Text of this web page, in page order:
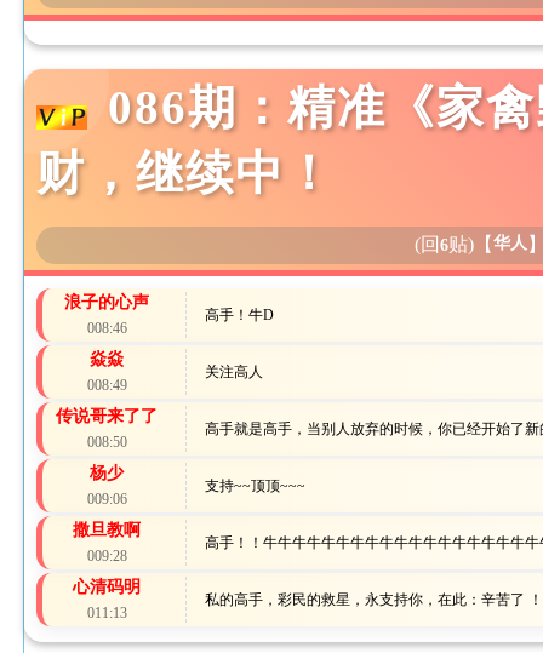
086期：精准《家
财，继续中！
(回 6贴)【 华人
浪子的心声
008:46
高手！牛D
焱焱
008:49
关注高人
传说哥来了了
008:50
高手就是高手，当别人放弃的时候，你已经开始了
杨少
009:06
支持~~顶顶~~~
撒旦教啊
009:28
高手！！牛牛牛牛牛牛牛牛牛牛牛牛牛牛牛牛牛牛牛
心清码明
011:13
私的高手，彩民的救星，永支持你，在此：辛苦了 ！